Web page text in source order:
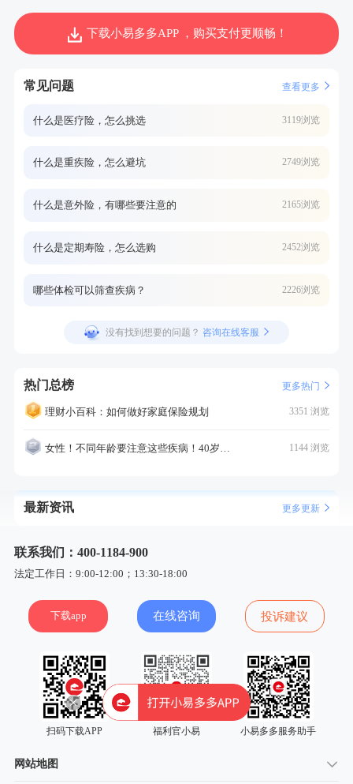
下载小易多多APP ，购买支付更顺畅！
常见问题 查看更多
什么是医疗险，怎么挑选 3119浏览
什么是重疾险，怎么避坑 2749浏览
什么是意外险，有哪些要注意的 2165浏览
什么是定期寿险，怎么选购 2452浏览
哪些体检可以筛查疾病？ 2226浏览
没有找到想要的问题？ 咨询在线客服
热门总榜 更多热门
理财小百科：如何做好家庭保险规划 3351 浏览
女性！不同年龄要注意这些疾病！40岁的这个疾病最需要注意！ 1144 浏览
最新资讯 更多更新
联系我们：400-1184-900
法定工作日：9:00-12:00；13:30-18:00
下载app 在线咨询 投诉建议
扫码下载APP 福利官小易 小易多多服务助手
网站地图